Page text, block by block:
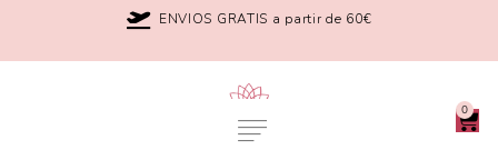
ENVIOS GRATIS a partir de 60€
0